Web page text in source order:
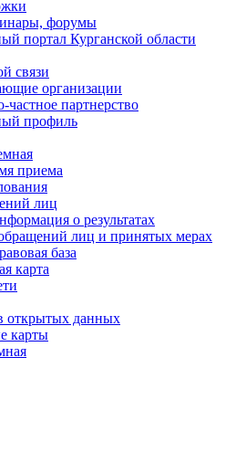
форумы
портал Курганской области
связи
организации
партнерство
профиль
приема
лиц
о результатах
лиц и принятых мерах
база
карта
открытых данных
карты